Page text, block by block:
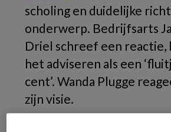
scholing en duidelijke
onderwerp. Bedrijfsarts
Driel schreef een reactie,
het adviseren als een
cent’. Wanda Plugge
zijn visie.